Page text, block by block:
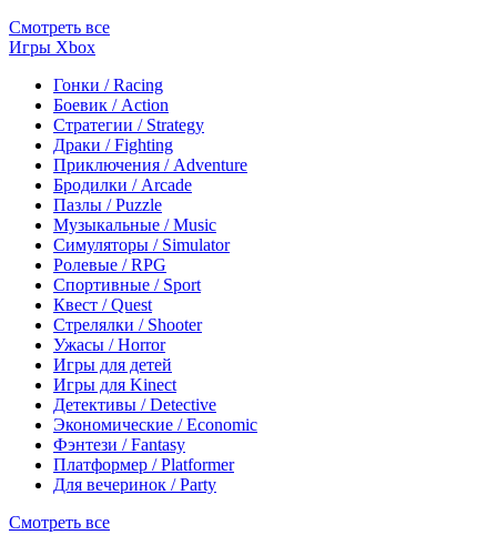
Смотреть все
Игры Xbox
Гонки / Racing
Боевик / Action
Стратегии / Strategy
Драки / Fighting
Приключения / Adventure
Бродилки / Arcade
Пазлы / Puzzle
Музыкальные / Music
Симуляторы / Simulator
Ролевые / RPG
Спортивные / Sport
Квест / Quest
Стрелялки / Shooter
Ужасы / Horror
Игры для детей
Игры для Kinect
Детективы / Detective
Экономические / Economic
Фэнтези / Fantasy
Платформер / Platformer
Для вечеринок / Party
Смотреть все